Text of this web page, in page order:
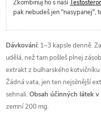
Zkombinuj ho s naší
pak nebudeš jen "nasypanej",
Dávkování: 1–3 kapsle denně.
udělá, než tam pošleš plnej
extrakt z bulharského
Žádná vata, jen ten nejsilnější
sehnali.Obsah účinných látek v
zemní 200 mg.